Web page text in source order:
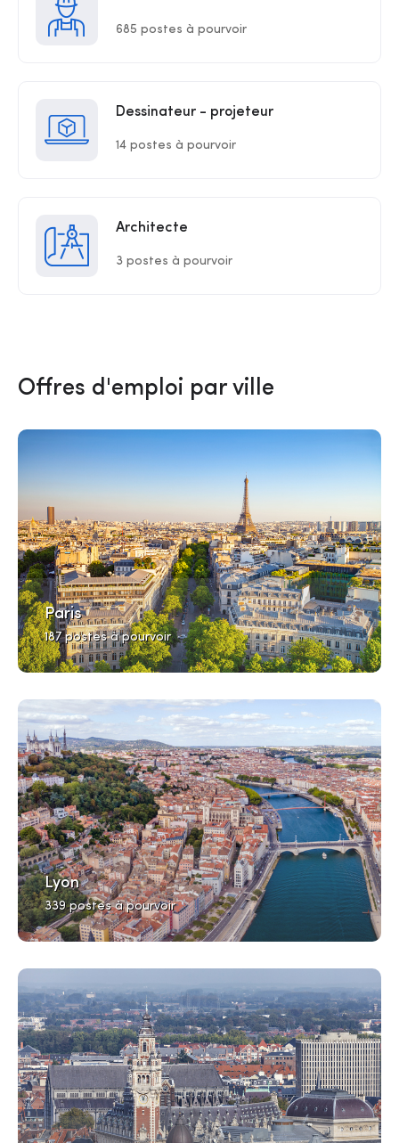
685 postes à pourvoir
Dessinateur - projeteur
14 postes à pourvoir
Architecte
3 postes à pourvoir
Offres d'emploi par ville
Paris
187 postes à pourvoir
Lyon
339 postes à pourvoir